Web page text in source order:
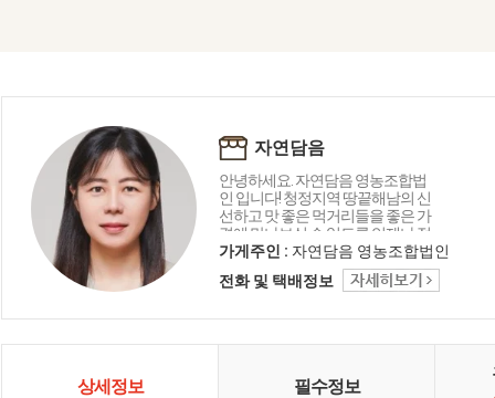
자연담음
안녕하세요. 자연담음 영농조합법
인 입니다! 청정지역 땅끝해남의 신
선하고 맛 좋은 먹거리들을 좋은 가
격에 만나보실 수 있도록 언제나 정
직하게 운영하겠습니다!
가게주인 : 자연담음 영농조합법인
전화 및 택배정보
상세정보 필수정보